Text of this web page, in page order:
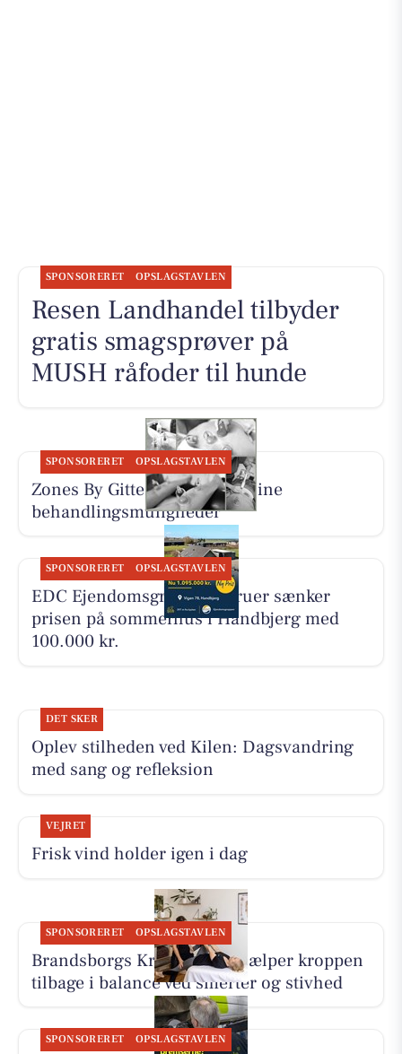
SPONSORERET OPSLAGSTAVLEN
Resen Landhandel tilbyder
gratis smagsprøver på
MUSH råfoder til hunde
SPONSORERET OPSLAGSTAVLEN
Zones By Gitte præsenterer sine
behandlingsmuligheder
SPONSORERET OPSLAGSTAVLEN
EDC Ejen­doms­grup­pen Struer sænker
prisen på sommerhus i Handbjerg med
100.000 kr.
DET SKER
Oplev stilheden ved Kilen: Dagsvandring
med sang og refleksion
VEJRET
Frisk vind holder igen i dag
SPONSORERET OPSLAGSTAVLEN
Brandsborgs Kropsterapi hjælper kroppen
tilbage i balance ved smerter og stivhed
SPONSORERET OPSLAGSTAVLEN